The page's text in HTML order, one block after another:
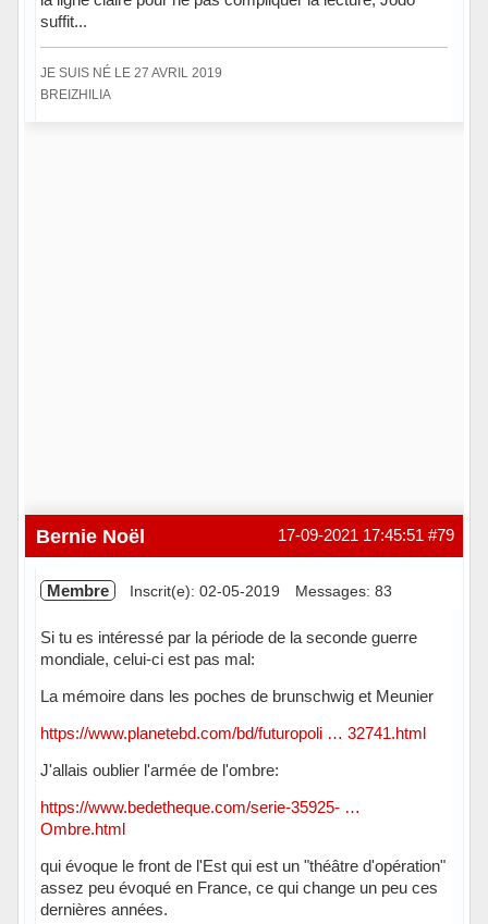
suffit...
JE SUIS NÉ LE 27 AVRIL 2019
BREIZHILIA
#79
17-09-2021 17:45:51
Bernie Noël
Membre Inscrit(e): 02-05-2019 Messages: 83
Si tu es intéressé par la période de la seconde guerre
mondiale, celui-ci est pas mal:
La mémoire dans les poches de brunschwig et Meunier
https://www.planetebd.com/bd/futuropoli … 32741.html
J'allais oublier l'armée de l'ombre:
https://www.bedetheque.com/serie-35925- …
Ombre.html
qui évoque le front de l'Est qui est un "théâtre d'opération"
assez peu évoqué en France, ce qui change un peu ces
dernières années.